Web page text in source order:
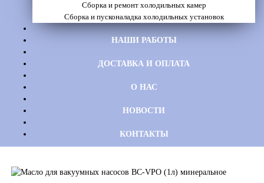
Сборка и ремонт холодильных камер
Сборка и пусконаладка холодильных установок
НАШИ РАБОТЫ
ДОСТАВКА И ОПЛАТА
О НАС
НОВОСТИ
КОНТАКТЫ